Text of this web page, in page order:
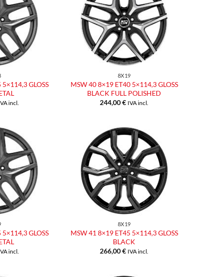
Aggiungi
alla lista
dei
desideri
GLOSS
incl.
Aggiungi
alla lista
dei
desideri
8X19
MSW 40 8×19 ET40 5×114,3 GLOSS
BLACK FULL POLISHED
244,00€ IVA incl.
Aggiungi
alla lista
dei
desideri
GLOSS
incl.
Aggiungi
alla lista
dei
desideri
8X19
MSW 41 8×19 ET45 5×114,3 GLOSS
BLACK
266,00€ IVA incl.